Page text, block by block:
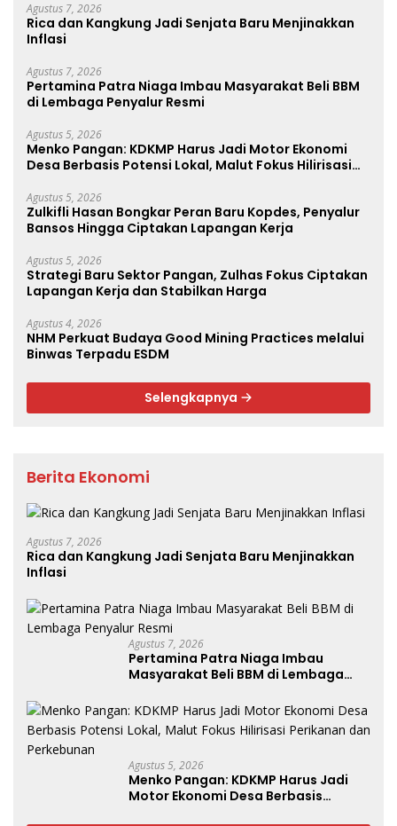
Agustus 7, 2026
Rica dan Kangkung Jadi Senjata Baru Menjinakkan
Inflasi
Agustus 7, 2026
Pertamina Patra Niaga Imbau Masyarakat Beli BBM
di Lembaga Penyalur Resmi
Agustus 5, 2026
Menko Pangan: KDKMP Harus Jadi Motor Ekonomi
Desa Berbasis Potensi Lokal, Malut Fokus Hilirisasi
Agustus 5, 2026
Zulkifli Hasan Bongkar Peran Baru Kopdes, Penyalur
Bansos Hingga Ciptakan Lapangan Kerja
Agustus 5, 2026
Strategi Baru Sektor Pangan, Zulhas Fokus Ciptakan
Lapangan Kerja dan Stabilkan Harga
Agustus 4, 2026
NHM Perkuat Budaya Good Mining Practices melalui
Binwas Terpadu ESDM
Selengkapnya
Berita Ekonomi
Agustus 7, 2026
Rica dan Kangkung Jadi Senjata Baru Menjinakkan
Inflasi
Agustus 7, 2026
Pertamina Patra Niaga Imbau
Masyarakat Beli BBM di Lembaga
Agustus 5, 2026
Menko Pangan: KDKMP Harus Jadi
Motor Ekonomi Desa Berbasis